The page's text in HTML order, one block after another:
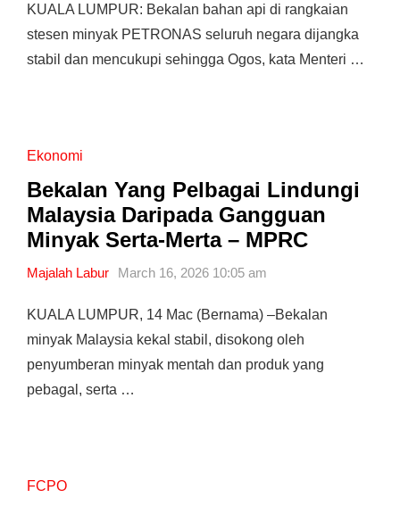
KUALA LUMPUR: Bekalan bahan api di rangkaian
stesen minyak PETRONAS seluruh negara dijangka
stabil dan mencukupi sehingga Ogos, kata Menteri …
Ekonomi
Bekalan Yang Pelbagai Lindungi
Malaysia Daripada Gangguan
Minyak Serta-Merta – MPRC
Majalah Labur March 16, 2026 10:05 am
KUALA LUMPUR, 14 Mac (Bernama) –Bekalan
minyak Malaysia kekal stabil, disokong oleh
penyumberan minyak mentah dan produk yang
pebagal, serta …
FCPO